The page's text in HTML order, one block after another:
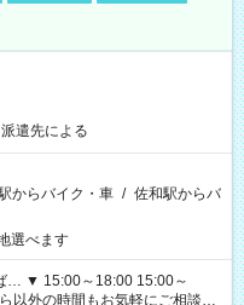
遣先による
からバイク・車 / 佐和駅からバ
選べます